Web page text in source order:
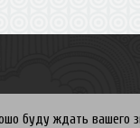
буду ждать вашего